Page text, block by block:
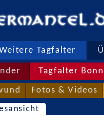
Tagfalter
Tagfalter
Fotos & Videos